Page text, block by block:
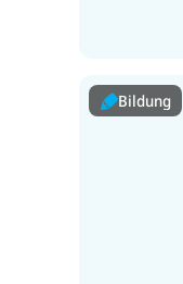
Bildung